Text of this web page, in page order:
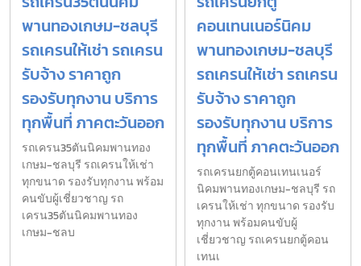
พานทองเกษม-ชลบุรี
รถเครนให้เช่า รถเครน
รับจ้าง ราคาถูก
รองรับทุกงาน บริการ
ทุกพื้นที่ ภาคตะวันออก
รถเครน35ตันนิคมพานทอง
เกษม-ชลบุรี รถเครนให้เช่า
ทุกขนาด รองรับทุกงาน พร้อม
คนขับผู้เชี่ยวชาญ รถ
เครน35ตันนิคมพานทอง
เกษม-ชลบ
คอนเทนเนอร์นิคม
พานทองเกษม-ชลบุรี
รถเครนให้เช่า รถเครน
รับจ้าง ราคาถูก
รองรับทุกงาน บริการ
ทุกพื้นที่ ภาคตะวันออก
รถเครนยกตู้คอนเทนเนอร์
นิคมพานทองเกษม-ชลบุรี รถ
เครนให้เช่า ทุกขนาด รองรับ
ทุกงาน พร้อมคนขับผู้
เชี่ยวชาญ รถเครนยกตู้คอน
เทนเ